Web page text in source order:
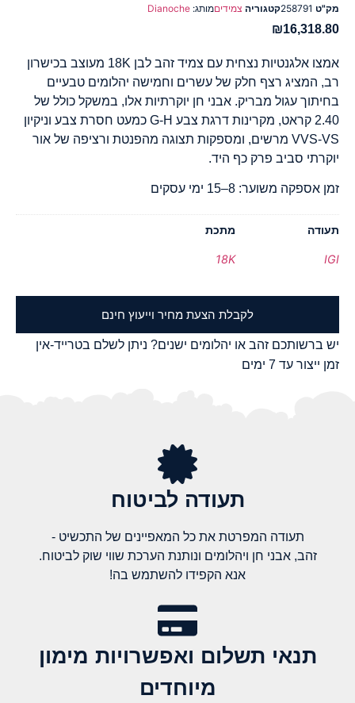
מק"ט 258791קטגוריה צמידיםמותג: Dianoche
₪16,318.80
אמצו אלגנטיות נצחית עם צמיד זהב לבן 18K מעוצב בכישרון
רב, המציג רצף חלק של עשרים וחמישה יהלומים טבעיים
בחיתוך עגול מבריק. אבני חן יוקרתיות אלו, במשקל כולל של
2.40 קראט, מקרינות דרגת צבע G-H כמעט חסרת צבע וניקיון
VVS-VS מרשים, ומספקות תצוגה מהפנטת ורציפה של אור
יוקרתי סביב פרק כף היד.
זמן אספקה משוער: 8–15 ימי עסקים
תעודה
IGI
מתכת
18K
לקבלת הצעת מחיר וייעוץ חינם
יש ברשותכם זהב או יהלומים ישנים? ניתן לשלם בטרייד-אין
זמן ייצור עד 7 ימים
תעודה לביטוח
תעודה המפרטת את כל המאפיינים של התכשיט -
זהב, אבני חן ויהלומים ונותנת הערכת שווי שוק לביטוח.
אנא הקפידו להשתמש בה!
תנאי תשלום ואפשרויות מימון
מיוחדים